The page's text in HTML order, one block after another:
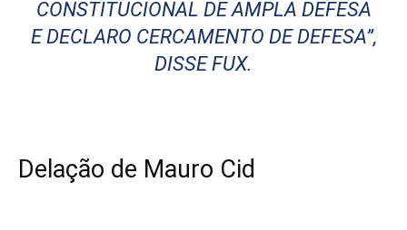
CONSTITUCIONAL DE AMPLA DEFESA
E DECLARO CERCAMENTO DE DEFESA”,
DISSE FUX.
Delação de Mauro Cid